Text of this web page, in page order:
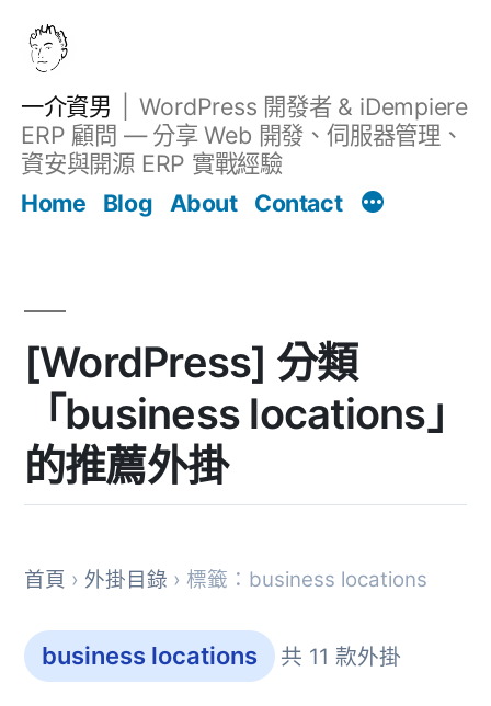
一介資男
WordPress 開發者 & iDempiere
ERP 顧問 — 分享 Web 開發、伺服器管理、
資安與開源 ERP 實戰經驗
Home
Blog About Contact
[WordPress] 分類
「business locations」
的推薦外掛
首頁 › 外掛目錄 › 標籤：business locations
business locations 共 11 款外掛
文章